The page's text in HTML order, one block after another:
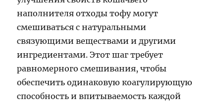
наполнителя отходы тофу могут
смешиваться с натуральными
связующими веществами и другими
ингредиентами. Этот шаг требует
равномерного смешивания, чтобы
обеспечить одинаковую коагулирующую
способность и впитываемость каждой